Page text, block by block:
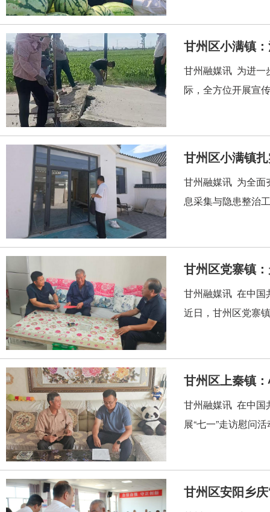
甘州区小满镇
甘州融媒讯 为进一
际，全方位开展宣
甘州区小满镇
甘州融媒讯 为全面
息采集与隐患整治
甘州区党寨镇
甘州融媒讯 在中国
近日，甘州区党寨
甘州区上秦镇
甘州融媒讯 在中国
展“七一”走访慰问
甘州区安阳乡